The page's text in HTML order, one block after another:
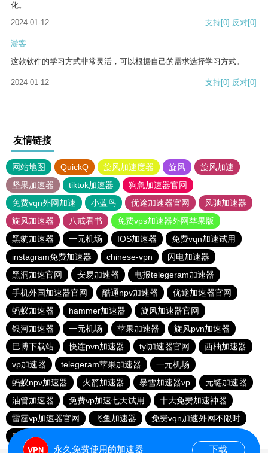
化。
2024-01-12
支持[0] 反对[0]
游客
这款软件的学习方式非常灵活，可以根据自己的需求选择学习方式。
2024-01-12 支持[0] 反对[0]
友情链接
网站地图 QuickQ 旋风加速度器 旋风
旋风加速
坚果加速器
tiktok加速器
狗急加速器官网
免费vqn外网加速
小蓝鸟 优途加速器官网
风驰加速器
旋风加速器
八戒看书
免费vps加速器外网苹果版
黑豹加速器
一元机场 IOS加速器
免费vqn加速试用
instagram免费加速器
chinese-vpn
闪电加速器
黑洞加速官网
安易加速器
电报telegeram加速器
手机外国加速器官网
酷通npv加速器
优途加速器官网
蚂蚁加速器
hammer加速器
旋风加速器官网
银河加速器
一元机场 苹果加速器
旋风pvn加速器
巴博下载站
快连pvn加速器 tyl加速器官网
西柚加速器
vp加速器
telegeram苹果加速器
一元机场
蚂蚁npv加速器
火箭加速器 暴雪加速器vp
元链加速器
油管加速器
免费vp加速七天试用
十大免费加速神器
雷霆vp加速器官网
飞鱼加速器
免费vqn加速外网不限时
巴博下载站
永久免费使用的加速器 下载